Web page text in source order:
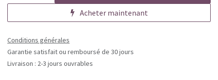
Acheter maintenant
Conditions générales
Garantie satisfait ou remboursé de 30 jours
Livraison : 2-3 jours ouvrables